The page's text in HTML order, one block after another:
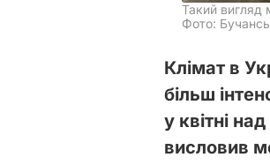
Такий вигляд
Фото:
Клімат в
більш
у квітні
висловив